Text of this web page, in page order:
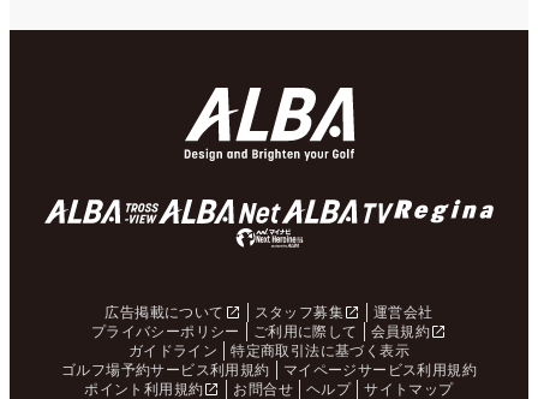
広告掲載について スタッフ募集
運営会社
プライバシーポリシー
ご利用に際して
会員規約
ガイドライン
特定商取引法に基づく表示
ゴルフ場予約サービス利用規約
マイページサービス利用規約
ポイント利用規約
お問合せ ヘルプ サイトマップ